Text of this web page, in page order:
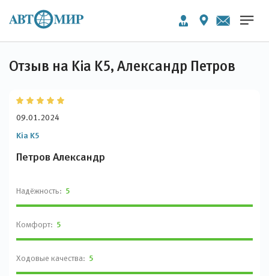
Отзыв на Kia K5, Александр Петров
Петров Александр
Kia K5
09.01.2024
Надёжность: 5
Комфорт: 5
Ходовые качества: 5